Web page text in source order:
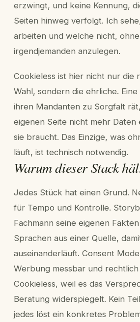
erzwingt, und keine Kennung,
Seiten hinweg verfolgt. Ich
arbeiten und welche nicht,
irgendjemanden anzulegen.
Cookieless ist hier nicht nur die
Wahl, sondern die ehrliche.
ihren Mandanten zu Sorgfalt
eigenen Seite nicht mehr Daten
sie braucht. Das Einzige, was
läuft, ist technisch notwendig.
Warum dieser Stack
Jedes Stück hat einen Grund.
für Tempo und Kontrolle.
Fachmann seine eigenen
Sprachen aus einer Quelle,
auseinanderläuft. Consent
Werbung messbar und
Cookieless, weil es das
Beratung widerspiegelt. Kein
jedes löst ein konkretes